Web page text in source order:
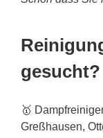
gesucht?
🥇
Greßhausen,